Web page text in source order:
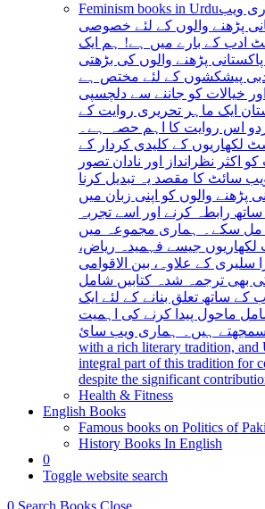
Feminism books in Urduویب
پڑھنے والوں کے لئے خصوصی
ادب کے بارے میں ہے! ہم ایک
پڑھنے والوں کی بڑھتی
پیشکشوں کے لئے مختص ہے
خیالات کو جاننے سے دلچسپی
ایک ماہر تحریری روایت کے
اس روایت کا اہم حصہ ہے۔
لکھاریوں کے کلیدی کردار کے
اکثر نظرانداز اور نادان تصور
سائٹ کا مقصد یہ تبدیل کرنا
پڑھنے والوں کو اپنی زبان میں
رابطہ کرنے اور اسے تجربہ
مل سکے۔ ہماری مجموعہ میں
لکھاریوں جیسے فہمیدہ ریاض،
سلیری کے علاوہ، بین الاقوامی
بھی ترجمہ شدہ کتابیں شامل
ساتھ تعلق بنانے کے لئے ایک
ماحول پیدا کرنے کی اہمیت
سمجھتے ہیں۔ ہماری ویب سائ Pakistan is a country
with a rich literary tradition, and
integral part of this tradition for
despite the significant
Health & Fitness
English Books
Famous books on Politics of
History Books In English
0
Toggle website search
0 Search Books Close